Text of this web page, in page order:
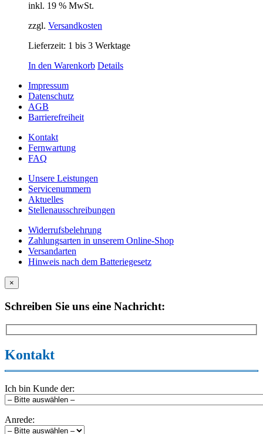
inkl. 19 % MwSt.
zzgl. Versandkosten
Lieferzeit: 1 bis 3 Werktage
In den Warenkorb Details
Impressum
Datenschutz
AGB
Barrierefreiheit
Kontakt
Fernwartung
FAQ
Unsere Leistungen
Servicenummern
Aktuelles
Stellenausschreibungen
Widerrufsbelehrung
Zahlungsarten in unserem Online-Shop
Versandarten
Hinweis nach dem Batteriegesetz
×
Schreiben Sie uns eine Nachricht:
Kontakt
Ich bin Kunde der:
Anrede: